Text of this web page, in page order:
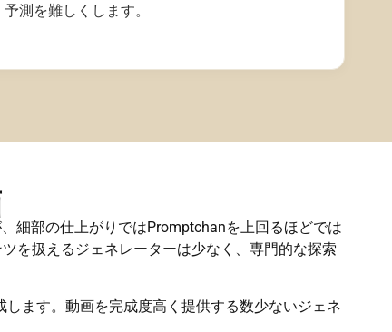
予測を難しくします。
細部の仕上がりではPromptchanを上回るほどでは
を扱えるジェネレーターは少なく、専門的な探索
ます。動画を完成度高く提供する数少ないジェネ